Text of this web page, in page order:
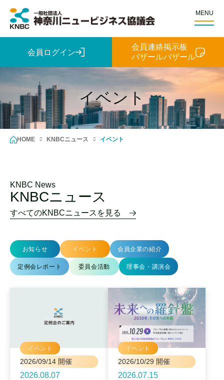
MENU
会員ログイン
会員連絡掲示板
バザールバザール
イベント
HOME KNBCニュース イベント
KNBC News
KNBCニュース
すべてのKNBCニュースを見る
お知らせ イベント 会員企業の紹介
定例会レポート 委員会活動 理事会・講演会
2026/09/14 開催
イベント
2026.08.07
2026/10/29 開催
イベント
2026.07.15